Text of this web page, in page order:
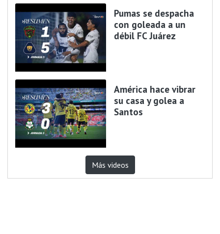
Pumas se despacha
con goleada a un
débil FC Juárez
América hace vibrar
su casa y golea a
Santos
Más videos